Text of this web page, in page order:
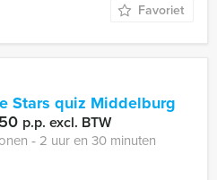
Favoriet
Stars quiz Middelburg
p.p. excl. BTW
‐ 2 uur en 30 minuten